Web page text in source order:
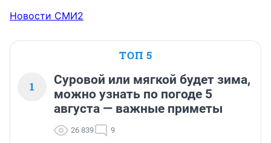
Новости СМИ2
ТОП 5
1
Суровой или мягкой будет зима,
можно узнать по погоде 5
августа — важные приметы
26 839 9